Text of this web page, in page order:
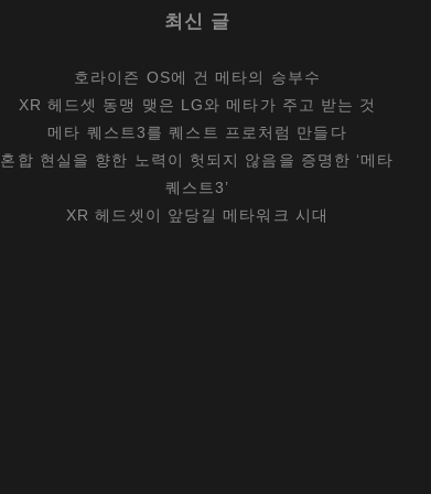
최신 글
호라이즌 OS에 건 메타의 승부수
XR 헤드셋 동맹 맺은 LG와 메타가 주고 받는 것
메타 퀘스트3를 퀘스트 프로처럼 만들다
혼합 현실을 향한 노력이 헛되지 않음을 증명한 ‘메타
퀘스트3’
XR 헤드셋이 앞당길 메타워크 시대